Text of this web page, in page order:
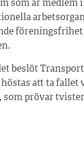
som är medlem
beslöt
att ta fallet
som prövar